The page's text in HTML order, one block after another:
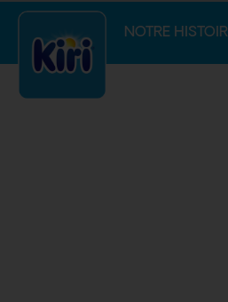
NOTRE